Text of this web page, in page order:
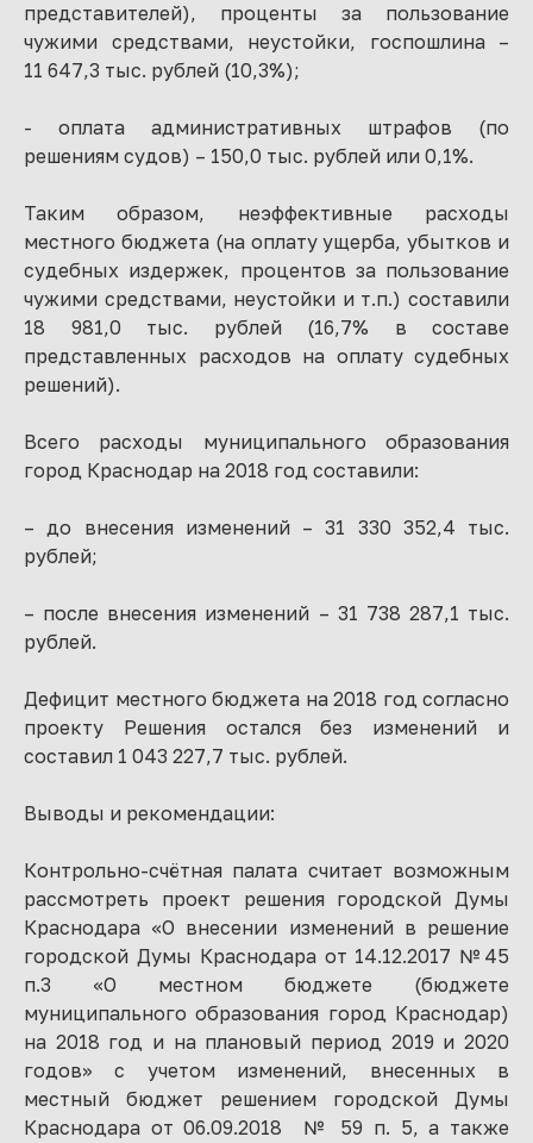
представителей), проценты за пользование
чужими средствами, неустойки, госпошлина –
11 647,3 тыс. рублей (10,3%);
- оплата административных штрафов (по
решениям судов) – 150,0 тыс. рублей или 0,1%.
Таким образом, неэффективные расходы
местного бюджета (на оплату ущерба, убытков и
судебных издержек, процентов за пользование
чужими средствами, неустойки и т.п.) составили
18 981,0 тыс. рублей (16,7% в составе
представленных расходов на оплату судебных
решений).
Всего расходы муниципального образования
город Краснодар на 2018 год составили:
– до внесения изменений – 31 330 352,4 тыс.
рублей;
– после внесения изменений – 31 738 287,1 тыс.
рублей.
Дефицит местного бюджета на 2018 год согласно
проекту Решения остался без изменений и
составил 1 043 227,7 тыс. рублей.
Выводы и рекомендации:
Контрольно-счётная палата считает возможным
рассмотреть проект решения городской Думы
Краснодара «О внесении изменений в решение
городской Думы Краснодара от 14.12.2017 №45
п.3 «О местном бюджете (бюджете
муниципального образования город Краснодар)
на 2018 год и на плановый период 2019 и 2020
годов» с учетом изменений, внесенных в
местный бюджет решением городской Думы
Краснодара от 06.09.2018 № 59 п. 5, а также